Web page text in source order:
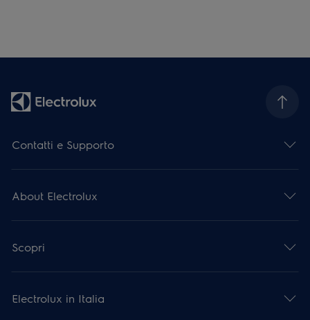
Contatti e Supporto
About Electrolux
Scopri
Electrolux in Italia